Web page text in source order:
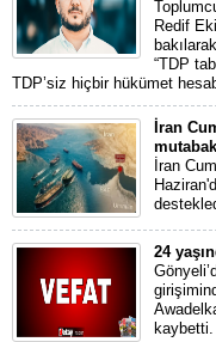
Redif
“TDP
TDP’siz hiçbir hükümet
İran
İran
24
kaybetti.